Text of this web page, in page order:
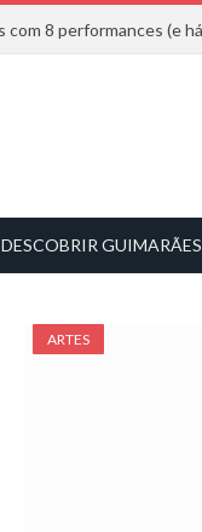
DESCOBRIR GUIMARÃES
ARTES